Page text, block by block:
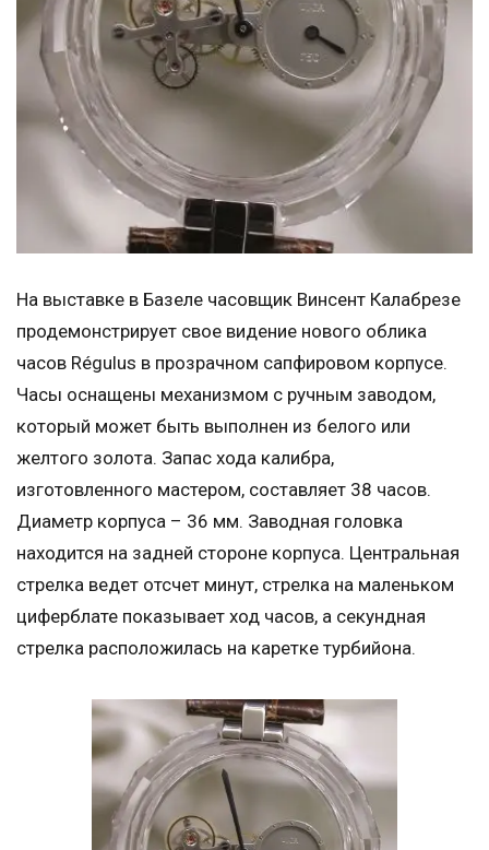
На выставке в Базеле часовщик Винсент Калабрезе
продемонстрирует свое видение нового облика
часов Régulus в прозрачном сапфировом корпусе.
Часы оснащены механизмом с ручным заводом,
который может быть выполнен из белого или
желтого золота. Запас хода калибра,
изготовленного мастером, составляет 38 часов.
Диаметр корпуса – 36 мм. Заводная головка
находится на задней стороне корпуса. Центральная
стрелка ведет отсчет минут, стрелка на маленьком
циферблате показывает ход часов, а секундная
стрелка расположилась на каретке турбийона.